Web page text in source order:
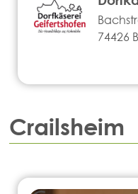
74426
Crailsheim